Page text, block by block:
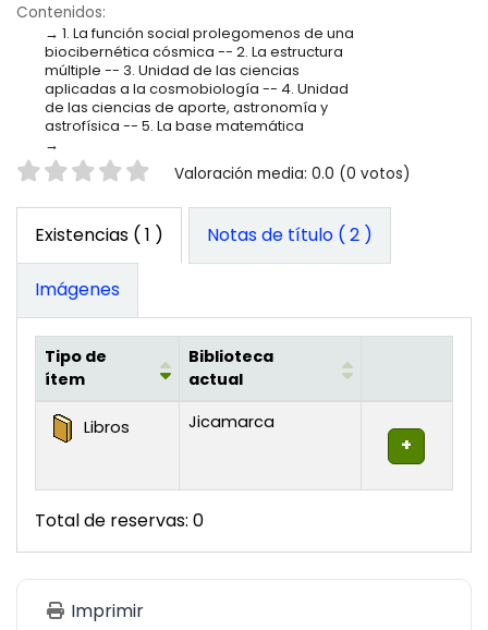
Contenidos:
1. La función social prolegomenos de una
biocibernética cósmica -- 2. La estructura
múltiple -- 3. Unidad de las ciencias
aplicadas a la cosmobiología -- 4. Unidad
de las ciencias de aporte, astronomía y
astrofísica -- 5. La base matemática
Valoración Valoración media: 0.0 (0 votos)
Existencias ( 1 ) Notas de título ( 2 )
Imágenes
Existencias
Tipo de
ítem
Biblioteca
actual
Libros Jicamarca
Total de reservas: 0
Imprimir